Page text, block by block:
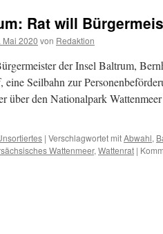
Rat will
Mai 2020 von Redaktion
der Insel Baltrum,
eine Seilbahn zur
über den Nationalpark
| Verschlagwortet mitAbwahl,
Wattenmeer, Wattenrat |